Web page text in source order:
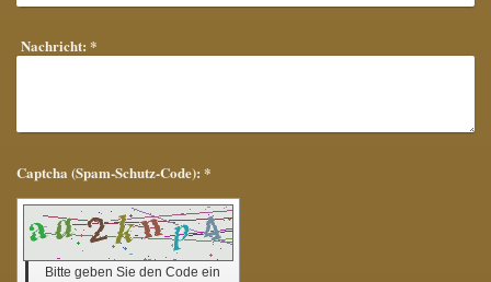
Nachricht: *
Captcha (Spam-Schutz-Code): *
Bitte geben Sie den Code ein